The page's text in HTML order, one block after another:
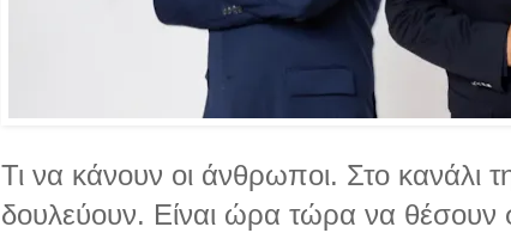
Τι να κάνουν οι άνθρωποι. Στο κανάλι
δουλεύουν. Είναι ώρα τώρα να θέσουν